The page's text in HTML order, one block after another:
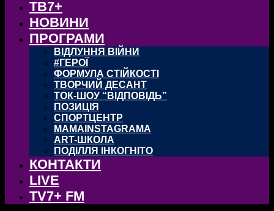
ТВ7+
НОВИНИ
ПРОГРАМИ
ВІДЛУННЯ ВІЙНИ
#ГЕРОЇ
ФОРМУЛА СТІЙКОСТІ
ТВОРЧИЙ ДЕСАНТ
ТОК-ШОУ “ВІДПОВІДЬ”
ПОЗИЦІЯ
СПОРТЦЕНТР
MAMAINSTAGRAMA
ART-ШКОЛА
ПОДІЛЛЯ ІНКОГНІТО
КОНТАКТИ
LIVE
TV7+ FM